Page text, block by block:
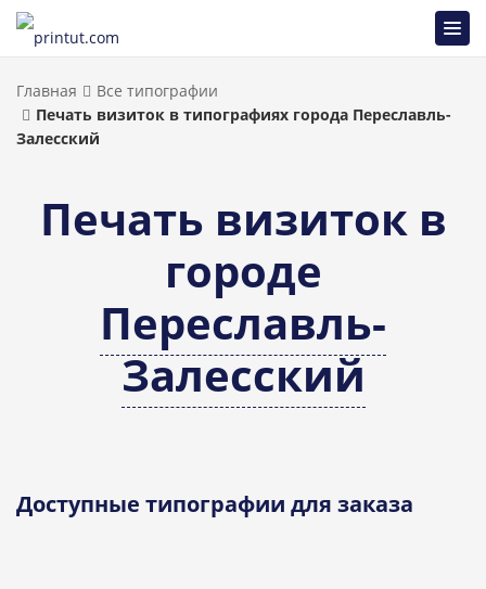
Главная
Все типографии
Печать визиток в типографиях города Переславль-
Залесский
Печать визиток в
городе
Переславль-
Залесский
Доступные типографии для заказа